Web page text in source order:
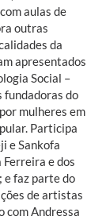
aulas de
outras
da
apresentados
Social –
fundadoras do
mulheres em
Participa
e Sankofa
e dos
e faz parte do
de artistas
com Andressa